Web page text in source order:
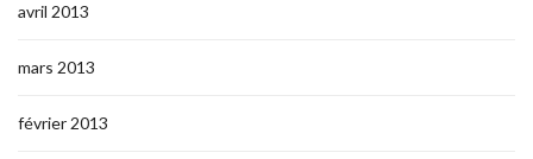
avril 2013
mars 2013
février 2013